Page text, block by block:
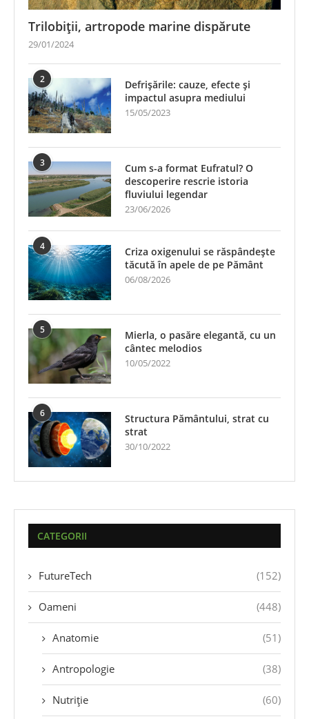
Trilobiții, artropode marine dispărute
29/01/2024
2
Defrișările: cauze, efecte și
impactul asupra mediului
15/05/2023
3
Cum s-a format Eufratul? O
descoperire rescrie istoria
fluviului legendar
23/06/2026
4
Criza oxigenului se răspândește
tăcută în apele de pe Pământ
06/08/2026
5
Mierla, o pasăre elegantă, cu un
cântec melodios
10/05/2022
6
Structura Pământului, strat cu
strat
30/10/2022
CATEGORII
FutureTech (152)
Oameni (448)
Anatomie (51)
Antropologie (38)
Nutriție (60)